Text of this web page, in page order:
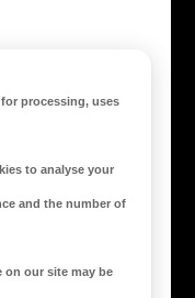
processing, uses
to analyse your
and the number of
on our site may be